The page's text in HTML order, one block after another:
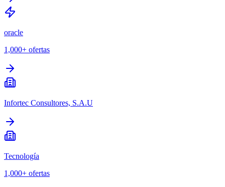
oracle
1,000+ ofertas
Infortec Consultores, S.A.U
Tecnología
1,000+ ofertas